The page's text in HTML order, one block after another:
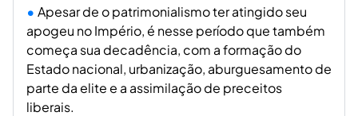
Apesar de o patrimonialismo ter atingido seu
apogeu no Império, é nesse período que também
começa sua decadência, com a formação do
Estado nacional, urbanização, aburguesamento de
parte da elite e a assimilação de preceitos
liberais.